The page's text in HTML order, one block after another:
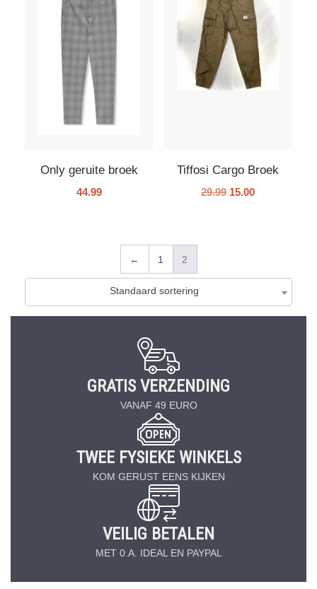
Only geruite broek
44.99
Tiffosi Cargo Broek
29.99 15.00
← 1 2
Standaard sortering
GRATIS VERZENDING
VANAF 49 EURO
TWEE FYSIEKE WINKELS
KOM GERUST EENS KIJKEN
VEILIG BETALEN
MET 0.A. IDEAL EN PAYPAL